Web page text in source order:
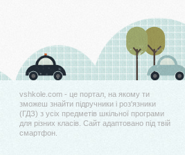
vshkole.com - це портал, на якому ти
зможеш знайти підручники і роз'язники
(ГДЗ) з усіх предметів шкільної програми
для різних класів. Сайт адаптовано під твій
смартфон.